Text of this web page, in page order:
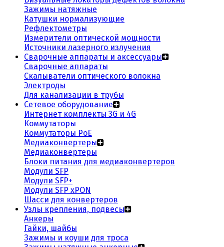
Зажимы натяжные
Катушки нормализующие
Рефлектометры
Измерители оптической мощности
Источники лазерного излучения
Сварочные аппараты и аксессуары
Сварочные аппараты
Скалыватели оптического волокна
Электроды
Для канализации в трубы
Сетевое оборудование
Интернет комплекты 3G и 4G
Коммутаторы
Коммутаторы PoE
Медиаконвертеры
Медиаконвертеры
Блоки питания для медиаконвертеров
Модули SFP
Модули SFP+
Модули SFP xPON
Шасси для конвертеров
Узлы крепления, подвесы
Анкеры
Гайки, шайбы
Зажимы и коуши для троса